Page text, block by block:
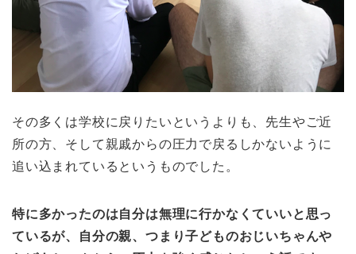
その多くは学校に戻りたいというよりも、先生やご近
所の方、そして親戚からの圧力で戻るしかないように
追い込まれているというものでした。
特に多かったのは自分は無理に行かなくていいと思っ
ているが、自分の親、つまり子どものおじいちゃんや